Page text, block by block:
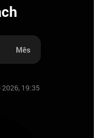
Mês
19:35